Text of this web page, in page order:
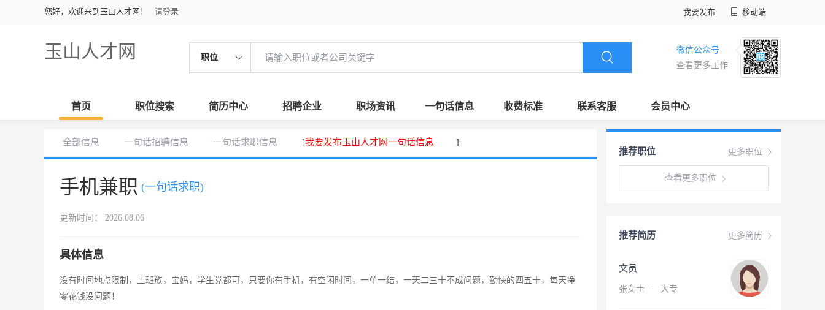
您好，欢迎来到玉山人才网！ 请登录 我要发布 移动端
玉山人才网 职位
微信公众号
查看更多工作
首页 职位搜索 简历中心 招聘企业 职场资讯 一句话信息 收费标准 联系客服 会员中心
全部信息 一句话招聘信息 一句话求职信息 [我要发布玉山人才网一句话信息 ]
手机兼职 (一句话求职)
更新时间： 2026.08.06
具体信息
没有时间地点限制，上班族，宝妈，学生党都可，只要你有手机，有空闲时间，一单一结，一天二三十不成问题，勤快的四五十，每天挣
零花钱没问题！
更多职位
推荐职位
查看更多职位
更多简历
推荐简历
文员
张女士 · 大专